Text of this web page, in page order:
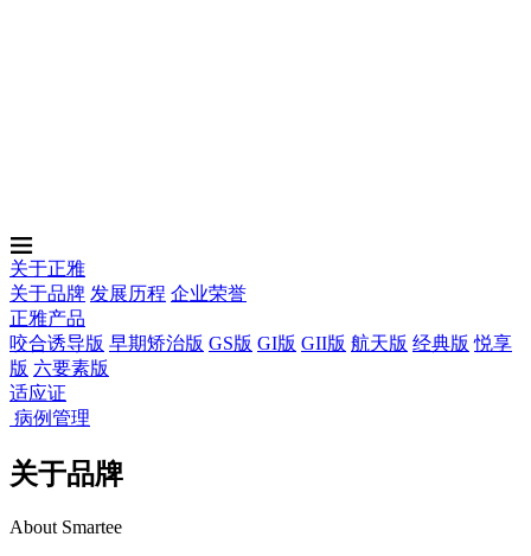
关于正雅
关于品牌 发展历程 企业荣誉
正雅产品
咬合诱导版 早期矫治版 GS版 GI版 GII版 航天版 经典版 悦享
版 六要素版
适应证
病例管理
关于品牌
About Smartee